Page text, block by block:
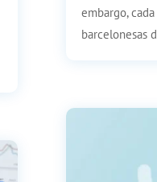
embargo,
barcelonesas